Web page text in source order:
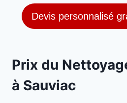
Devis personnalisé
Prix du
à Sauviac